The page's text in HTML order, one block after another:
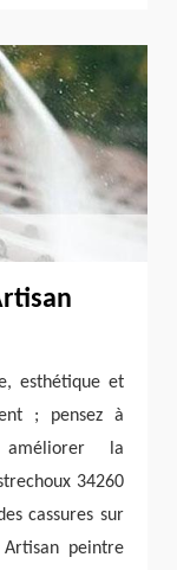
esthétique et
; pensez à
améliorer la
34260
cassures sur
peintre